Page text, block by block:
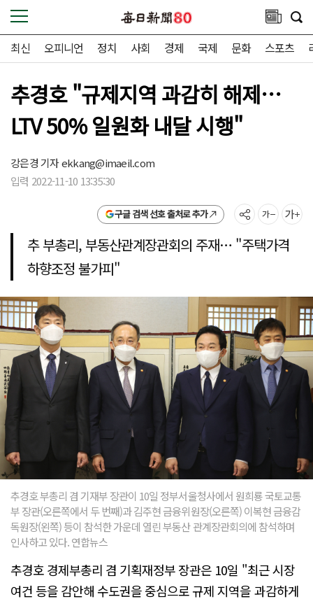
최신 오피니언 정치 사회 경제 국제 문화 스포츠
추경호 "규제지역 과감히 해제…
LTV 50% 일원화 내달 시행"
강은경 기자ekkang@imaeil.com
입력 2022-11-10 13:35:30
구글 검색 선호 출처로 추가
추 부총리, 부동산관계장관회의 주재… "주택가격
하향조정 불가피"
추경호 부총리 겸 기재부 장관이 10일 정부서울청사에서 원희룡 국토교통
부 장관(오른쪽에서 두 번째)과 김주현 금융위원장(오른쪽) 이복현 금융감
독원장(왼쪽) 등이 참석한 가운데 열린 부동산 관계장관회의에 참석하며
인사하고 있다. 연합뉴스
추경호 경제부총리 겸 기획재정부 장관은 10일 "최근 시장
여건 등을 감안해 수도권을 중심으로 규제 지역을 과감하게